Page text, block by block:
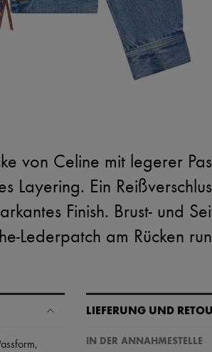
von Celine mit legerer
Layering. Ein
Finish. Brust- und
Lederpatch am Rücken
,
LIEFERUNG UND
IN DER ANNAHMESTELLE